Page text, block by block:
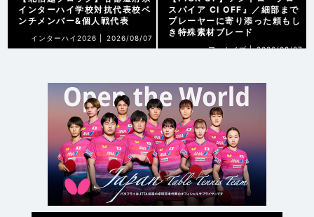
インターハイ学校対抗代表校ベ
ンチメンバー&個人戦代表
インターハイ2026 | 2026/08/07
スパイア CI OFF』／細部まで
プレーヤーに寄り添った頼もし
き特殊素材ブレード
アーカイブ | 2026/08/07